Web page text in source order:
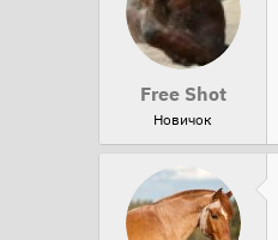
н
а
Free Shot
Новичок